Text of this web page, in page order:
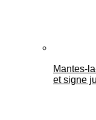
Mantes-
et signe